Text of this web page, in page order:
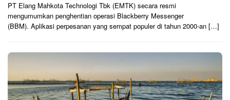
PT Elang Mahkota Technologi Tbk (EMTK) secara resmi
mengumumkan penghentian operasi Blackberry Messenger
(BBM). Aplikasi perpesanan yang sempat populer di tahun 2000-an […]